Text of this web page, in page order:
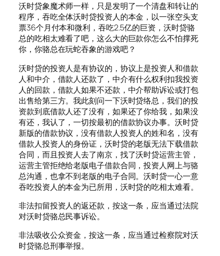
沃时贷象魔术师一样，只是发明了一个清盘和转让的
程序，吞吃全体沃时贷投资人的本金，以一张空头支
票36个月付本和微利，吞吃2.5亿的巨资，沃时贷骆
总的吃相太难看了吧，这么大的巨款你怎么不怕撑死
你，你骆总在玩蛇吞象的游戏吧？
沃时贷的投资人是有协议的，协议上是投资人和借款
人和中介，借款人还款了，中介有什么权利扣我投资
人的回款，借款人如果不还款，中介帮助诉讼或打包
出售给第三方。我此刻问一下沃时贷络总，我们的投
资款到底借款人还了没有，如果还了你给我，如果没
有还，我认了，一切按最初的借款协议办事。沃时贷
新版的借款协议，没有借款人投资人的姓和名，没有
借款人投资人的身份证，沃时贷的老版无法下载借款
合同，而且投资人去了南京，找了沃时贷运营主管，
运营主管拒绝给老版电子借款合同，投资人网上与骆
总沟通，也拿不到老版的电子合同。沃时贷一心一意
吞吃投资人的本金为已所用，沃时贷的吃相太难看。
非法扣留投资人的返还款，按这一条，应当通过法院
对沃时贷骆总民事诉讼。
非法吸收公众资金，按这一条，应当通过检察院对沃
时贷骆总刑事举报。